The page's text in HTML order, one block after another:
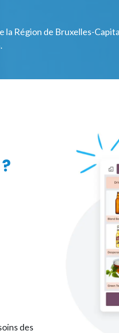
la Région de Bruxelles-
?
des